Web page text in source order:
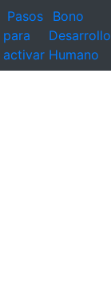
Pasos
para
activar
Bono
Desarrollo
Humano